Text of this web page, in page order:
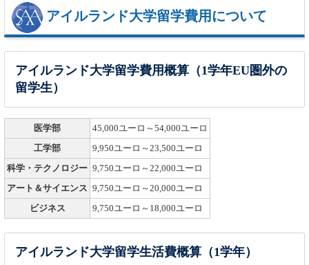
アイルランド大学留学費用について
アイルランド大学留学費用概算（1学年EU圏外の
留学生）
医学部 45,000ユーロ～54,000ユーロ
工学部 9,950ユーロ～23,500ユーロ
科学・テクノロジー 9,750ユーロ～22,000ユーロ
アート＆サイエンス 9,750ユーロ～20,000ユーロ
ビジネス 9,750ユーロ～18,000ユーロ
アイルランド大学留学生活費概算（1学年）